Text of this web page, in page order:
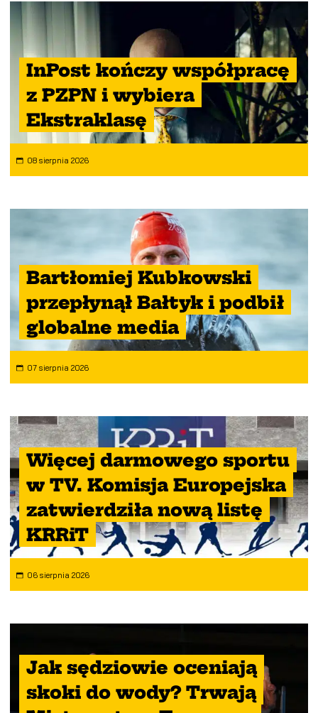
InPost kończy współpracę
z PZPN i wybiera
Ekstraklasę
08 sierpnia 2026
Bartłomiej Kubkowski
przepłynął Bałtyk i podbił
globalne media
07 sierpnia 2026
Więcej darmowego sportu
w TV. Komisja Europejska
zatwierdziła nową listę
KRRiT
06 sierpnia 2026
Jak sędziowie oceniają
skoki do wody? Trwają